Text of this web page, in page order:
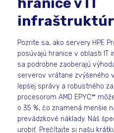
Pozrite sa, ako servery HPE
posúvajú hranice v oblasti IT
sa podrobne zaoberajú
serverov vrátane zvýšeného
lepšej správy a robustného
procesorom AMD EPYC™
o 35 %, čo znamená menšie
prevádzkové náklady. Náš
urobiť. Prečítajte si našu